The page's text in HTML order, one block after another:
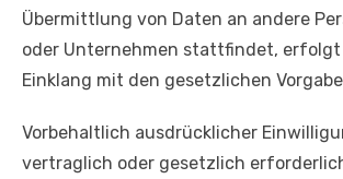
Übermittlung von Daten an andere
oder Unternehmen stattfindet, erfolgt
Einklang mit den gesetzlichen
Vorbehaltlich ausdrücklicher
vertraglich oder gesetzlich